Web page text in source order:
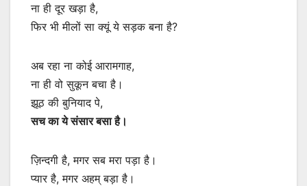
ना ही दूर खड़ा है,
फिर भी मीलों सा क्यूं ये सड़क बना है?
अब रहा ना कोई आरामगाह,
ना ही वो सुकून बचा है।
झूठ की बुनियाद पे,
सच का ये संसार बसा है।
ज़िन्दगी है, मगर सब मरा पड़ा है।
प्यार है, मगर अहम् बड़ा है।